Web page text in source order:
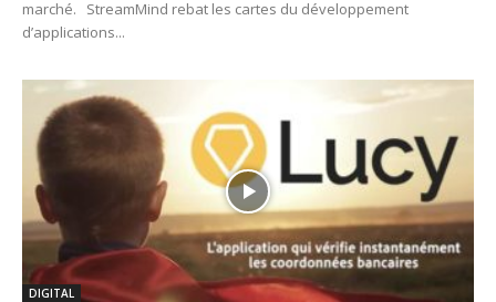
marché. StreamMind rebat les cartes du développement
d’applications...
DIGITAL